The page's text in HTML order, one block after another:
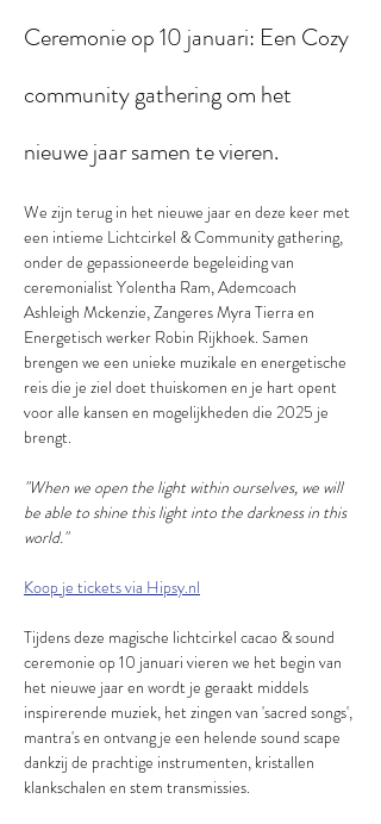
Ceremonie op 10 januari: Een Cozy
community gathering om het
nieuwe jaar samen te vieren.
We zijn terug in het nieuwe jaar en deze keer met
een intieme Lichtcirkel & Community gathering,
onder de gepassioneerde begeleiding van
ceremonialist Yolentha Ram, Ademcoach
Ashleigh Mckenzie, Zangeres Myra Tierra en
Energetisch werker Robin Rijkhoek. Samen
brengen we een unieke muzikale en energetische
reis die je ziel doet thuiskomen en je hart opent
voor alle kansen en mogelijkheden die 2025 je
brengt.
"When we open the light within ourselves, we will
be able to shine this light into the darkness in this
world."
Koop je tickets via Hipsy.nl
Tijdens deze magische lichtcirkel cacao & sound
ceremonie op 10 januari vieren we het begin van
het nieuwe jaar en wordt je geraakt middels
inspirerende muziek, het zingen van 'sacred songs',
mantra's en ontvang je een helende sound scape
dankzij de prachtige instrumenten, kristallen
klankschalen en stem transmissies.